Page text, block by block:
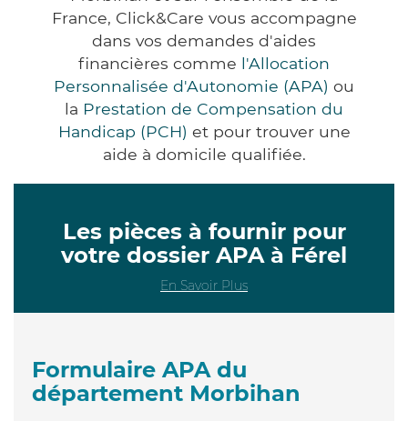
France, Click&Care vous accompagne
dans vos demandes d'aides
financières comme l'Allocation
Personnalisée d'Autonomie (APA) ou
la Prestation de Compensation du
Handicap (PCH) et pour trouver une
aide à domicile qualifiée.
Les pièces à fournir pour
votre dossier APA à Férel
En Savoir Plus
Formulaire APA du
département Morbihan